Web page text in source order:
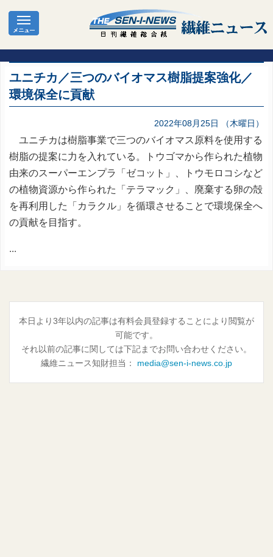
ユニチカ／三つのバイオマス樹脂提案強化／
環境保全に貢献
2022年08月25日 （木曜日）
ユニチカは樹脂事業で三つのバイオマス原料を使用する
樹脂の提案に力を入れている。トウゴマから作られた植物
由来のスーパーエンプラ「ゼコット」、トウモロコシなど
の植物資源から作られた「テラマック」、廃棄する卵の殻
を再利用した「カラクル」を循環させることで環境保全へ
の貢献を目指す。
...
本日より3年以内の記事は有料会員登録することにより閲覧が
可能です。
それ以前の記事に関しては下記までお問い合わせください。
繊維ニュース知財担当： media@sen-i-news.co.jp